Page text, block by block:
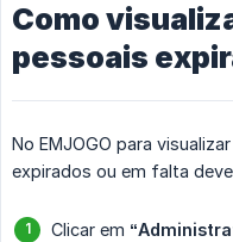
Como
pessoais
No EMJOGO para
expirados ou em falta
Clicar em